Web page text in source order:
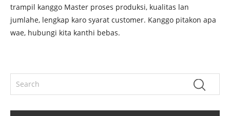
trampil kanggo Master proses produksi, kualitas lan
jumlahe, lengkap karo syarat customer. Kanggo pitakon apa
wae, hubungi kita kanthi bebas.